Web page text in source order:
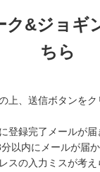
ク&ジョ
ちら
上、送信ボタンをク
登録完了メールが届
以内にメールが届か
スの入力ミスが考え